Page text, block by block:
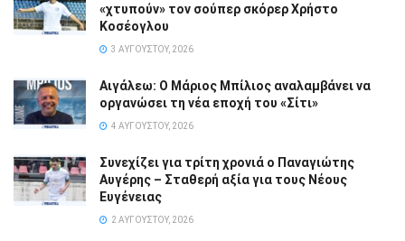
«χτυπούν» τον σούπερ σκόρερ Χρήστο
Κοσέογλου
3 ΑΥΓΟΎΣΤΟΥ, 2026
Αιγάλεω: Ο Μάριος Μπίλιος αναλαμβάνει να
οργανώσει τη νέα εποχή του «Σίτι»
4 ΑΥΓΟΎΣΤΟΥ, 2026
Συνεχίζει για τρίτη χρονιά ο Παναγιώτης
Αυγέρης – Σταθερή αξία για τους Νέους
Ευγένειας
2 ΑΥΓΟΎΣΤΟΥ, 2026